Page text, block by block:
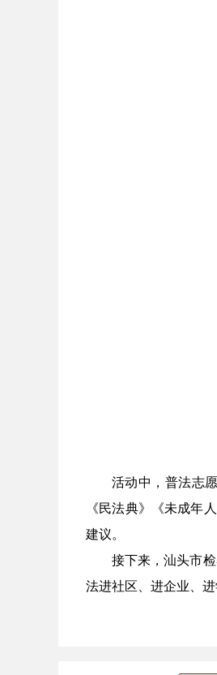
活动中，普法志
《民法典》《未成年
建议。
接下来，汕头市
法进社区、进企业、